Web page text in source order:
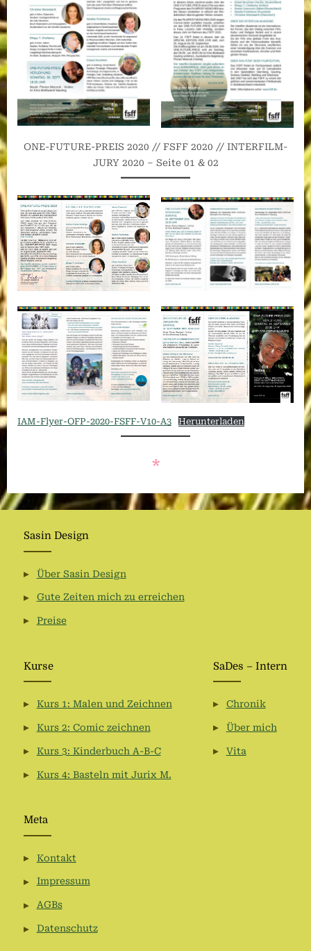
ONE-FUTURE-PREIS 2020 // FSFF 2020 // INTERFILM-
JURY 2020 – Seite 01 & 02
IAM-Flyer-OFP-2020-FSFF-V10-A3 Herunterladen
*
Sasin Design
Über Sasin Design
Gute Zeiten mich zu erreichen
Preise
Kurse
Kurs 1: Malen und Zeichnen
Kurs 2: Comic zeichnen
Kurs 3: Kinderbuch A-B-C
Kurs 4: Basteln mit Jurix M.
SaDes – Intern
Chronik
Über mich
Vita
Meta
Kontakt
Impressum
AGBs
Datenschutz